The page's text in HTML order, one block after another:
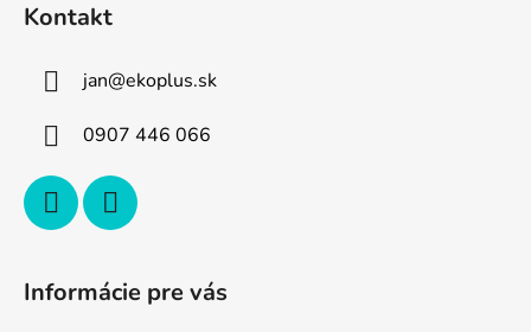
Kontakt
jan@ekoplus.sk
0907 446 066
Informácie pre vás